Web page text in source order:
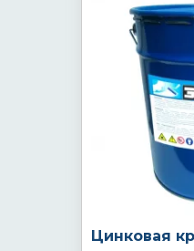
Цинковая